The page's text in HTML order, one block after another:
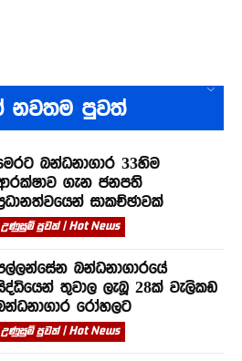
නවතම පුවත්
බන්ධනාගාර 33හිම
ගැන ජනපති
සාකච්ඡාවක්
උණුසුම් පුවත් | Hot News
බන්ධනාගාරයේ
තුවාල ලැබූ 28ක් වැලිකඩ
රෝහලට
උණුසුම් පුවත් | Hot News